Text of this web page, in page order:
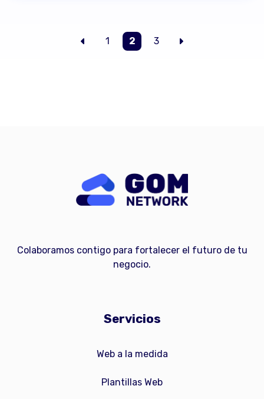
1 2 3
Colaboramos contigo para fortalecer el futuro de tu
negocio.
Servicios
Web a la medida
Plantillas Web